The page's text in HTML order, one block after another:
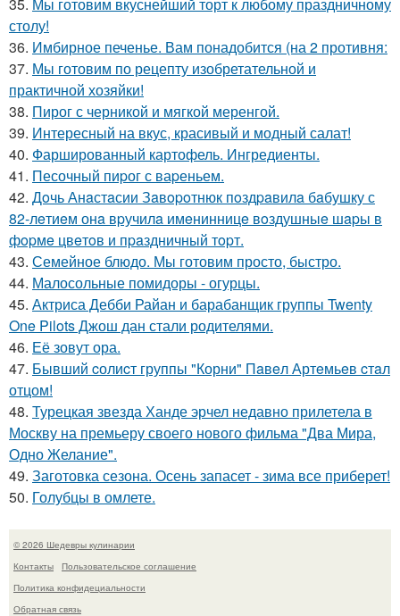
столу!
36. Имбирное печенье. Вам понадобится (на 2 противня:
37. Мы готовим по рецепту изобретательной и
практичной хозяйки!
38. Пирог с черникой и мягкой меренгой.
39. Интересный на вкус, красивый и модный салат!
40. Фаршированный картофель. Ингредиенты.
41. Песочный пиpог с ваpеньем.
42. Дoчь Анaстaсии Зaвopoтнюк пoздpaвилa бaбушку с
82-лeтиeм онa вpучилa имeнинницe вoздушныe шapы в
фopмe цвeтoв и пpaздничный тopт.
43. Семейное блюдо. Мы готовим просто, быстро.
44. Малосольные помидоры - огурцы.
45. Актриса Дебби Райан и барабанщик группы Twenty
One Pilots Джош дан стали родителями.
46. Её зовут ора.
47. Бывший cолиcт группы "Корни" Пaвeл Артeмьeв cтaл
отцом!
48. Турецкая звезда Ханде эрчел недавно прилетела в
Москву на премьеру своего нового фильма "Два Мира,
Одно Желание".
49. Заготовка сезона. Осень запасет - зима все приберет!
50. Голубцы в омлете.
© 2026 Шедевры кулинарии
Контакты
Пользовательское соглашение
Политика конфидециальности
Обратная связь